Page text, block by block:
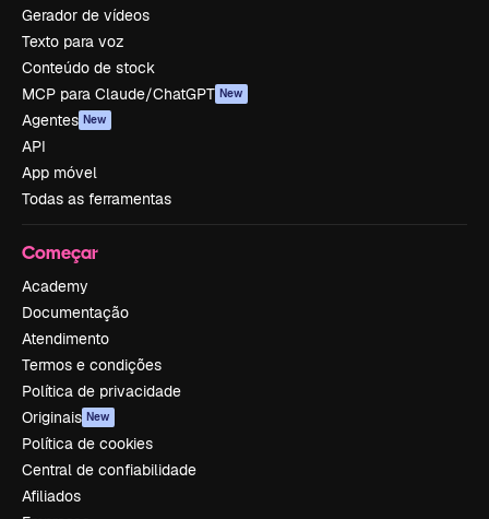
Gerador de vídeos
Texto para voz
Conteúdo de stock
MCP para Claude/ChatGPT New
Agentes New
API
App móvel
Todas as ferramentas
Começar
Academy
Documentação
Atendimento
Termos e condições
Política de privacidade
Originais New
Política de cookies
Central de confiabilidade
Afiliados